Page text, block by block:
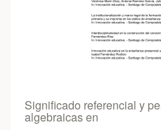
Significado referencial y
algebraicas en